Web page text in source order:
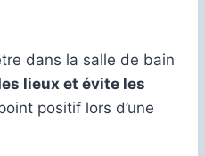
dans la salle de bain
lieux et évite les
positif lors d’une